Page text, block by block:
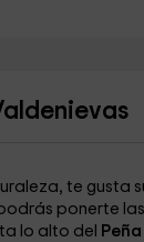
te
ponerte
lo alto del